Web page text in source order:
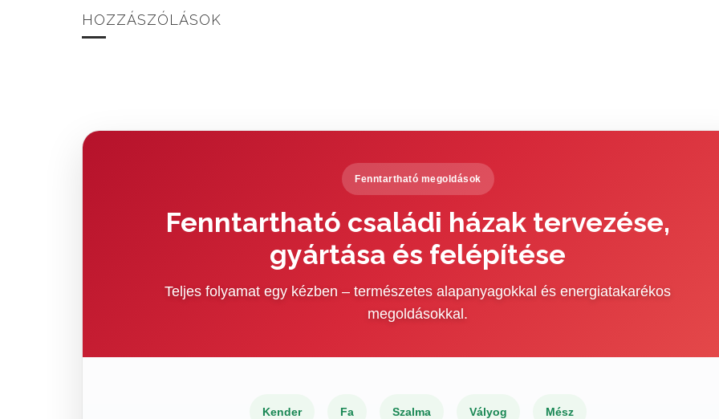
HOZZÁSZÓLÁSOK
Fenntartható megoldások
Fenntartható családi házak tervezése,
gyártása és felépítése
Teljes folyamat egy kézben – természetes alapanyagokkal és energiatakarékos
megoldásokkal.
Kender Fa Szalma Vályog Mész